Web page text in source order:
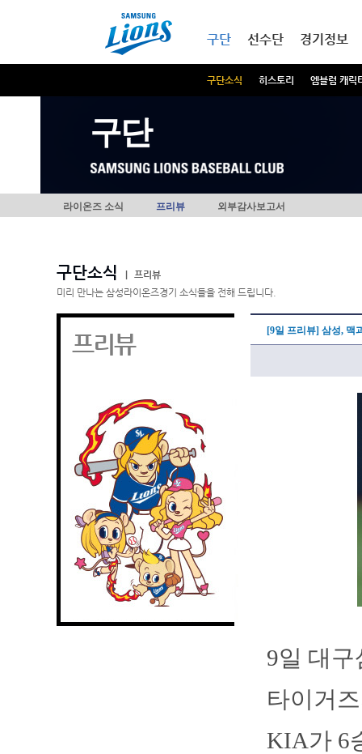
구단
구단소식 히스토리 엠블럼 캐릭
선수단 경기정보
구단
라이온즈 소식 프리뷰 외부감사보고서
구단소식
프리뷰
미리 만나는 삼성라이온즈경기 소식들을 전해 드립니다.
프리뷰 [9일 프리뷰] 삼성, 맥
9일 대
타이거
KIA가 6